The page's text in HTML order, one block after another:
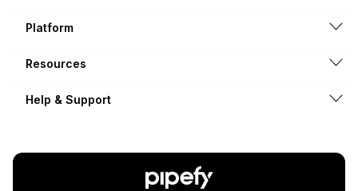
Platform
Resources
Help & Support